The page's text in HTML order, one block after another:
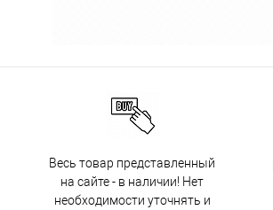
Весь товар представленный
на сайте - в наличии! Нет
необходимости уточнять и